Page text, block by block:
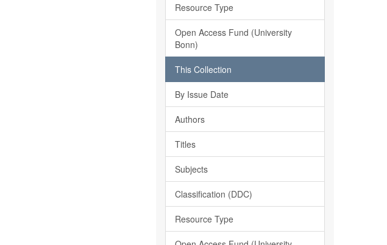
Resource Type
Open Access Fund (University
Bonn)
This Collection
By Issue Date
Authors
Titles
Subjects
Classification (DDC)
Resource Type